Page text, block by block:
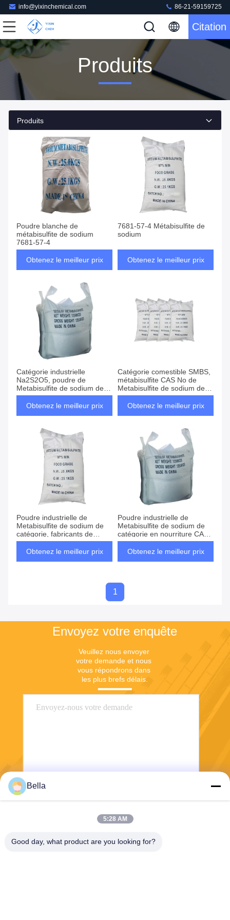
info@yixinchemical.com 86-21-59159725
Citation
Produits
Produits
Poudre blanche de
métabisulfite de sodium
7681-57-4
Obtenez le meilleur prix
7681-57-4 Métabisulfite de
sodium
Obtenez le meilleur prix
Catégorie industrielle
Na2S2O5, poudre de
Metabisulfite de sodium de
catégorie comestible, SMBS
Obtenez le meilleur prix
Catégorie comestible SMBS,
métabisulfite CAS No de
Metabisulfite de sodium de
sodium 7681-57-4
Obtenez le meilleur prix
Poudre industrielle de
Metabisulfite de sodium de
catégorie, fabricants de
pyrosulfite de sodium
Obtenez le meilleur prix
Poudre industrielle de
Metabisulfite de sodium de
catégorie en nourriture CAS
7681-57-4
Obtenez le meilleur prix
1
Envoyez votre enquête
Veuillez nous envoyer
votre demande et nous
vous répondrons dans
les plus brefs délais.
Envoyer
Bella
5:28 AM
Good day, what product are you looking for?